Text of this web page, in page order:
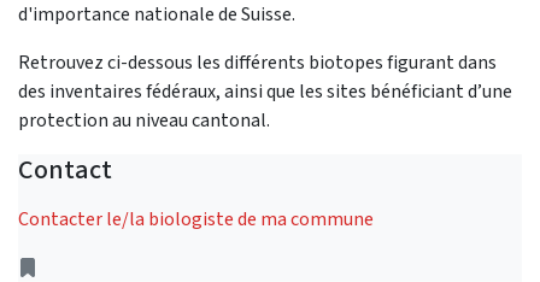
d'importance nationale de Suisse.
Retrouvez ci-dessous les différents biotopes figurant dans
des inventaires fédéraux, ainsi que les sites bénéficiant d’une
protection au niveau cantonal.
Contact
Contacter le/la biologiste de ma commune